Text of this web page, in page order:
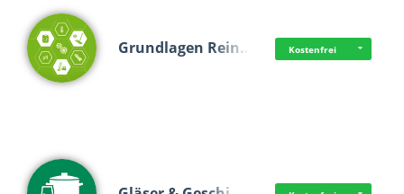
Grundlagen Rein… Kostenfrei